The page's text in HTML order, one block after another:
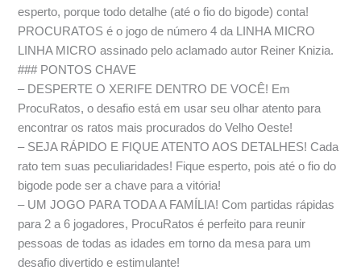
esperto, porque todo detalhe (até o fio do bigode) conta!
PROCURATOS é o jogo de número 4 da LINHA MICRO
LINHA MICRO assinado pelo aclamado autor Reiner Knizia.
### PONTOS CHAVE
– DESPERTE O XERIFE DENTRO DE VOCÊ! Em
ProcuRatos, o desafio está em usar seu olhar atento para
encontrar os ratos mais procurados do Velho Oeste!
– SEJA RÁPIDO E FIQUE ATENTO AOS DETALHES! Cada
rato tem suas peculiaridades! Fique esperto, pois até o fio do
bigode pode ser a chave para a vitória!
– UM JOGO PARA TODA A FAMÍLIA! Com partidas rápidas
para 2 a 6 jogadores, ProcuRatos é perfeito para reunir
pessoas de todas as idades em torno da mesa para um
desafio divertido e estimulante!